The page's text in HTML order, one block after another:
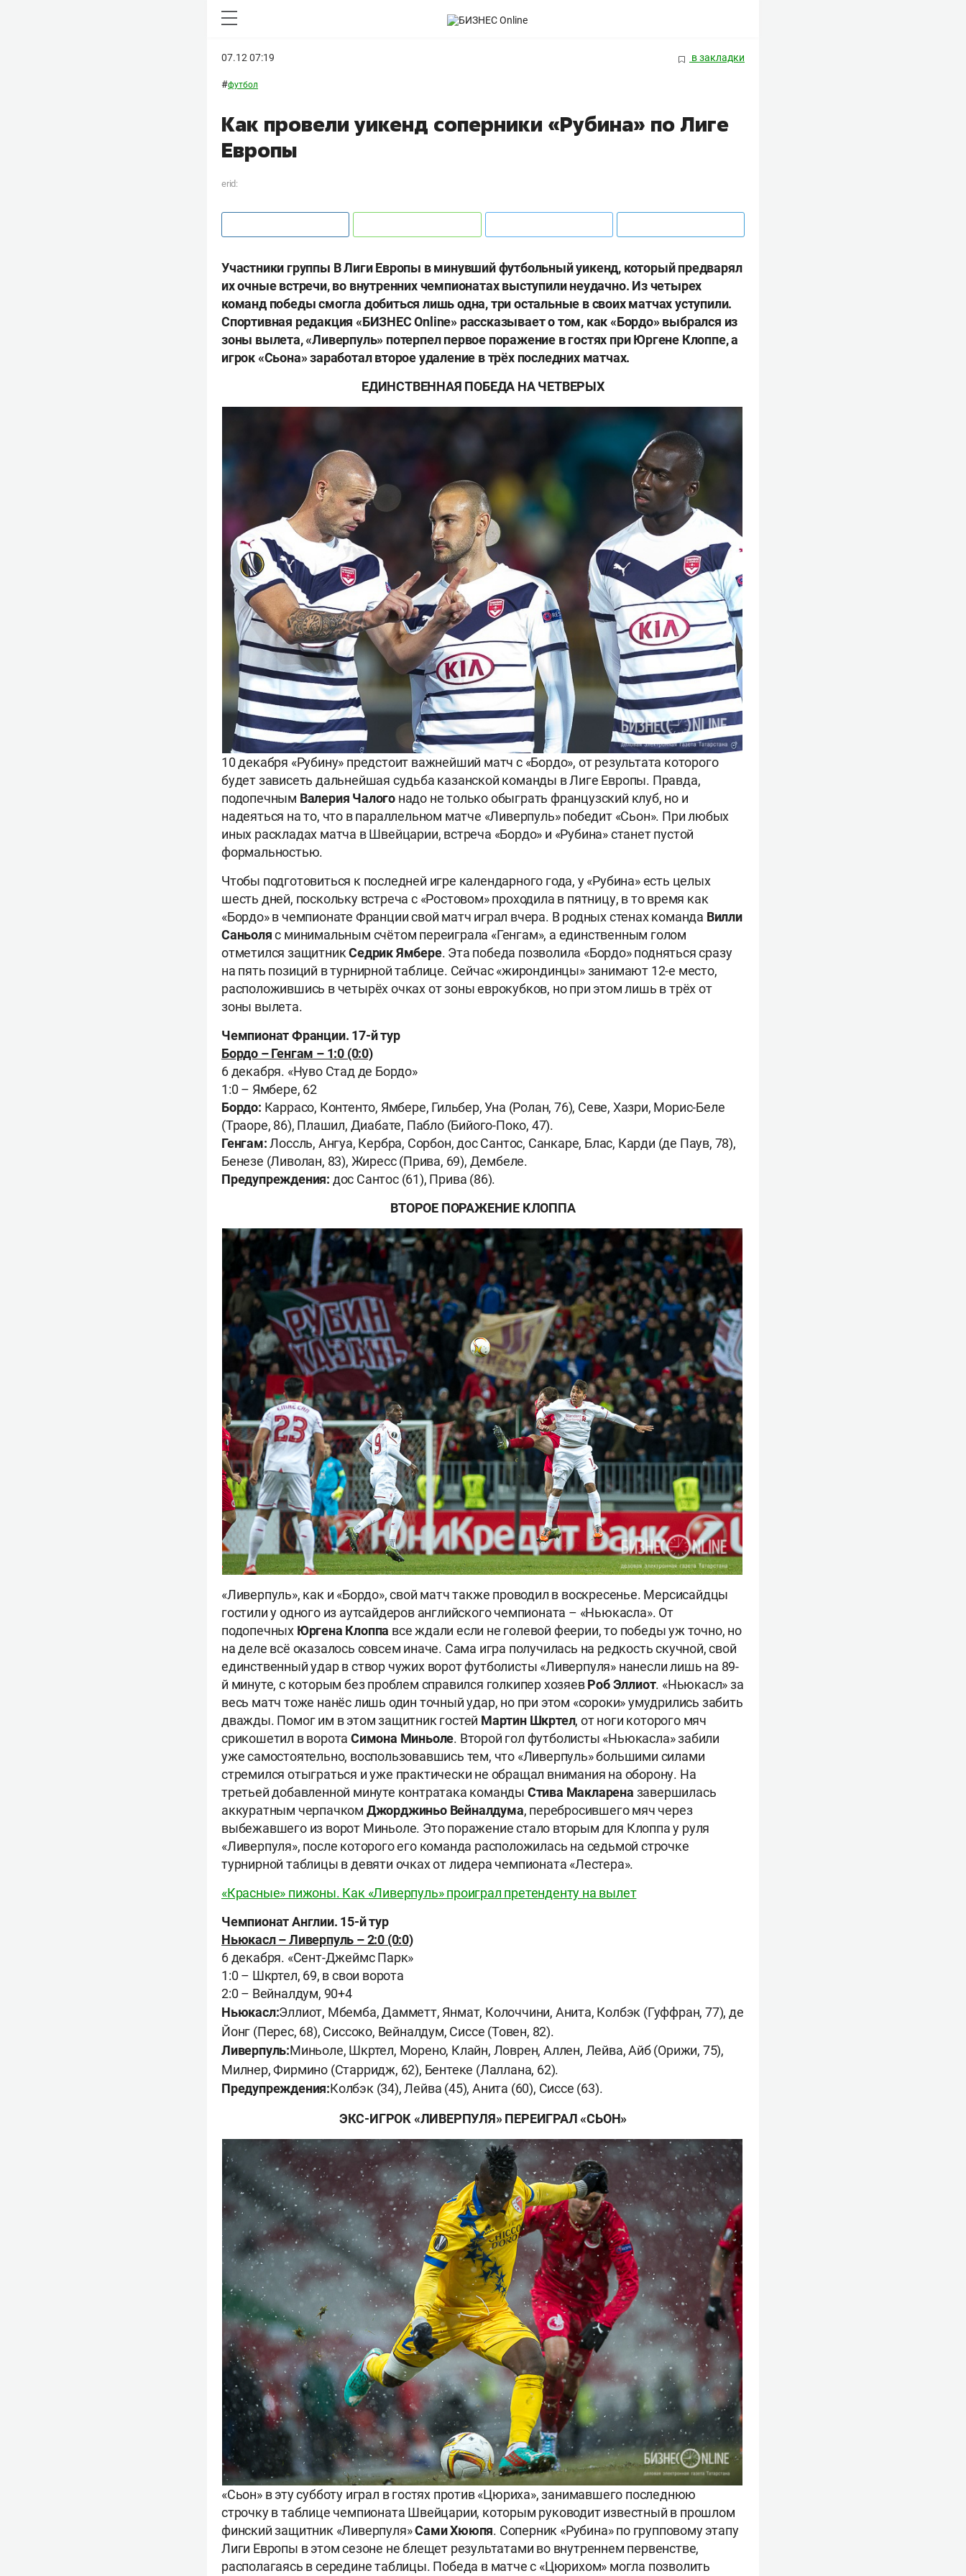
07.12 07:19 в закладки
#футбол
Как провели уикенд соперники «Рубина» по Лиге
Европы
erid:
Участники группы В Лиги Европы в минувший футбольный уикенд, который предварял
их очные встречи, во внутренних чемпионатах выступили неудачно. Из четырех
команд победы смогла добиться лишь одна, три остальные в своих матчах уступили.
Спортивная редакция «БИЗНЕСOnline» рассказывает о том, как «Бордо» выбрался из
зоны вылета, «Ливерпуль» потерпел первое поражение в гостях при Юргене Клоппе, а
игрок «Сьона» заработал второе удаление в трёх последних матчах.
ЕДИНСТВЕННАЯ ПОБЕДА НА ЧЕТВЕРЫХ
10 декабря «Рубину» предстоит важнейший матч с «Бордо», от результата которого
будет зависеть дальнейшая судьба казанской команды в Лиге Европы. Правда,
подопечным Валерия Чалого надо не только обыграть французский клуб, но и
надеяться на то, что в параллельном матче «Ливерпуль» победит «Сьон». При любых
иных раскладах матча в Швейцарии, встреча «Бордо» и «Рубина» станет пустой
формальностью.
Чтобы подготовиться к последней игре календарного года, у «Рубина» есть целых
шесть дней, поскольку встреча с «Ростовом» проходила в пятницу, в то время как
«Бордо» в чемпионате Франции свой матч играл вчера. В родных стенах команда Вилли
Саньоляс минимальным счётом переиграла «Генгам», а единственным голом
отметился защитникСедрик Ямбере. Эта победа позволила «Бордо» подняться сразу
на пять позиций в турнирной таблице. Сейчас «жирондинцы» занимают 12-е место,
расположившись в четырёх очках от зоны еврокубков, но при этом лишь в трёх от
зоны вылета.
Чемпионат Франции. 17-й тур
Бордо – Генгам – 1:0 (0:0)
6 декабря. «Нуво Стад де Бордо»
1:0 – Ямбере, 62
Бордо: Каррасо, Контенто, Ямбере, Гильбер, Уна (Ролан, 76), Севе, Хазри, Морис-Беле
(Траоре, 86), Плашил, Диабате, Пабло (Бийого-Поко, 47).
Генгам:Лоссль, Ангуа, Кербра, Сорбон, дос Сантос, Санкаре, Блас, Карди (де Паув, 78),
Бенезе (Ливолан, 83), Жиресс (Прива, 69), Дембеле.
Предупреждения: дос Сантос (61), Прива (86).
ВТОРОЕ ПОРАЖЕНИЕ КЛОППА
«Ливерпуль», как и «Бордо», свой матч также проводил в воскресенье. Мерсисайдцы
гостили у одного из аутсайдеров английского чемпионата – «Ньюкасла». От
подопечных Юргена Клоппа все ждали если не голевой феерии, то победы уж точно, но
на деле всё оказалось совсем иначе. Сама игра получилась на редкость скучной, свой
единственный удар в створ чужих ворот футболисты «Ливерпуля» нанесли лишь на 89-
й минуте, с которым без проблем справился голкипер хозяевРоб Эллиот. «Ньюкасл» за
весь матч тоже нанёс лишь один точный удар, но при этом «сороки» умудрились забить
дважды. Помог им в этом защитник гостей Мартин Шкртел, от ноги которого мяч
срикошетил в ворота Симона Миньоле. Второй гол футболисты «Ньюкасла» забили
уже самостоятельно, воспользовавшись тем, что «Ливерпуль» большими силами
стремился отыграться и уже практически не обращал внимания на оборону. На
третьей добавленной минуте контратака команды Стива Макларена завершилась
аккуратным черпачком Джорджиньо Вейналдума, перебросившего мяч через
выбежавшего из ворот Миньоле. Это поражение стало вторым для Клоппа у руля
«Ливерпуля», после которого его команда расположилась на седьмой строчке
турнирной таблицы в девяти очках от лидера чемпионата «Лестера».
«Красные» пижоны. Как «Ливерпуль» проиграл претенденту на вылет
Чемпионат Англии. 15-й тур
Ньюкасл – Ливерпуль –2:0 (0:0)
6 декабря. «Сент-Джеймс Парк»
1:0 – Шкртел, 69, в свои ворота
2:0 – Вейналдум, 90+4
Ньюкасл:Эллиот, Мбемба, Дамметт, Янмат, Колоччини, Анита, Колбэк (Гуффран, 77), де
Йонг (Перес, 68), Сиссоко, Вейналдум, Сиссе (Товен, 82).
Ливерпуль:Миньоле, Шкртел, Морено, Клайн, Ловрен, Аллен, Лейва, Айб (Орижи, 75),
Милнер, Фирмино (Старридж, 62), Бентеке (Лаллана, 62).
Предупреждения:Колбэк (34), Лейва (45), Анита (60), Сиссе (63).
ЭКС-ИГРОК «ЛИВЕРПУЛЯ» ПЕРЕИГРАЛ«СЬОН»
«Сьон» в эту субботу играл в гостях против «Цюриха», занимавшего последнюю
строчку в таблице чемпионата Швейцарии, которым руководит известный в прошлом
финский защитник «Ливерпуля»Сами Хююпя. Соперник «Рубина» по групповому этапу
Лиги Европы в этом сезоне не блещет результатами во внутреннем первенстве,
располагаясь в середине таблицы. Победа в матче с «Цюрихом» могла позволить